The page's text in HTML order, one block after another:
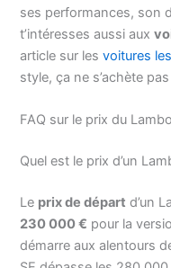
ses performances, son
t’intéresses aussi aux
article sur lesvoitures
style, ça ne s’achète
FAQ sur le prix du
Quel est le prix d’un
Le prix de départ d’un
230 000 € pour la
démarre aux alentours